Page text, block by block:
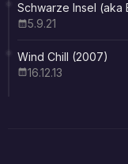
Schwarze Insel (aka
5.9.21
Wind Chill (2007)
16.12.13